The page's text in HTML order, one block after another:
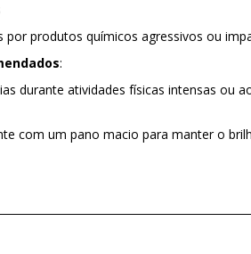
por produtos químicos agressivos ou
:
durante atividades físicas intensas ou
com um pano macio para manter o